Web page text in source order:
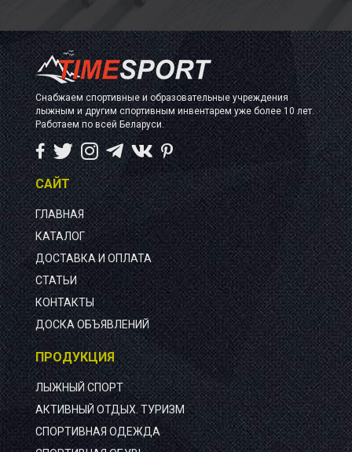
Снабжаем спортивные и образовательные учреждения
лыжным и другим спортивным инвентарем уже более 10 лет.
Работаем по всей Беларуси.
САЙТ
ГЛАВНАЯ
КАТАЛОГ
ДОСТАВКА И ОПЛАТА
СТАТЬИ
КОНТАКТЫ
ДОСКА ОБЪЯВЛЕНИЙ
ПРОДУКЦИЯ
ЛЫЖНЫЙ СПОРТ
АКТИВНЫЙ ОТДЫХ. ТУРИЗМ
СПОРТИВНАЯ ОДЕЖДА